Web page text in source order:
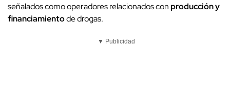
señalados como operadores relacionados conproducción y
financiamientode drogas.
▼ Publicidad